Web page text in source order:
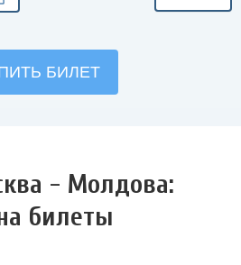
- Молдова:
билеты